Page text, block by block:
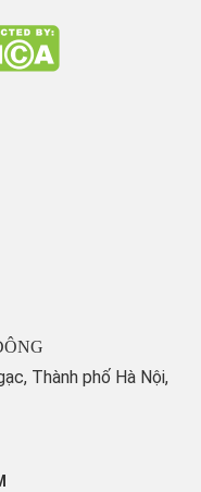
Thành phố Hà Nội,